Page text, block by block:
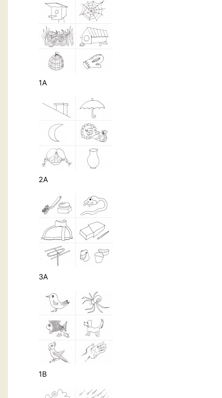
1A
2A
3A
1B